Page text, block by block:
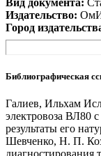
Вид документа:
Издательство:
Город
Библиографическая
Галиев, Ильхам
электровоза ВЛ80
результаты его
Шевченко, Н. П.
диагностирования